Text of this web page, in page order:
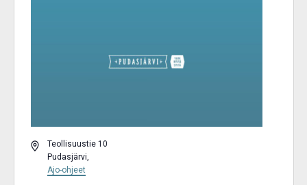
OsoiteTeollisuustie 10
Pudasjärvi,
Ajo-ohjeet